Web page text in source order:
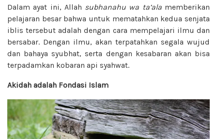
Dalam ayat ini, Allah subhanahu wa ta’alamemberikan
pelajaran besar bahwa untuk mematahkan kedua senjata
iblis tersebut adalah dengan cara mempelajari ilmu dan
bersabar. Dengan ilmu, akan terpatahkan segala wujud
dan bahaya syubhat, serta dengan kesabaran akan bisa
terpadamkan kobaran api syahwat.
Akidah adalah Fondasi Islam